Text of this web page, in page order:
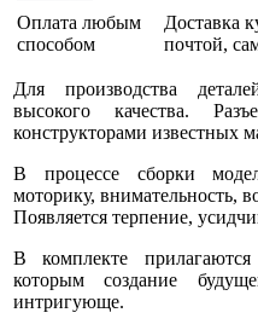
Оплата любым
способом
Доставка
почтой,
Для производства
высокого качества.
конструкторами известных
В процессе сборки
моторику, внимательность,
Появляется терпение,
В комплекте прилагаются
которым создание
интригующе.